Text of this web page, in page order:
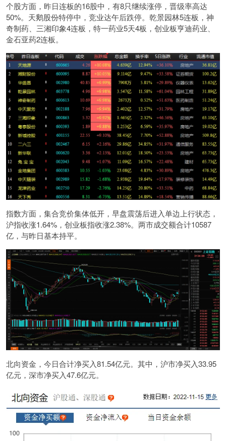
个股方面，昨日连板的16股中，有8只继续涨停，晋级率高达
50%。天鹅股份特停中，竞业达午后跌停。乾景园林5连板，神
奇制药、三湘印象4连板，特一药业5天4板，创业板亨迪药业、
金石亚药2连板。
指数方面，集合竞价集体低开，早盘震荡后进入单边上行状态，
沪指收涨1.64%，创业板指收涨2.38%。两市成交额合计10587
亿，与昨日基本持平。
北向资金，今日合计净买入81.54亿元。其中，沪市净买入33.95
亿元，深市净买入47.6亿元。